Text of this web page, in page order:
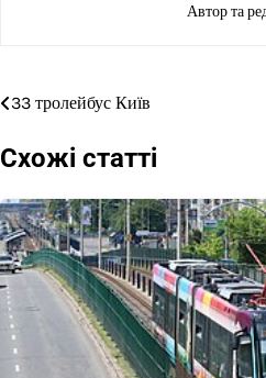
Автор та
Навігація
записів
33 тролейбус Київ
Схожі статті